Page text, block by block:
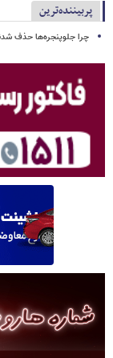
پربیننده‌ترین
چرا جلوپنجره‌ها حذف